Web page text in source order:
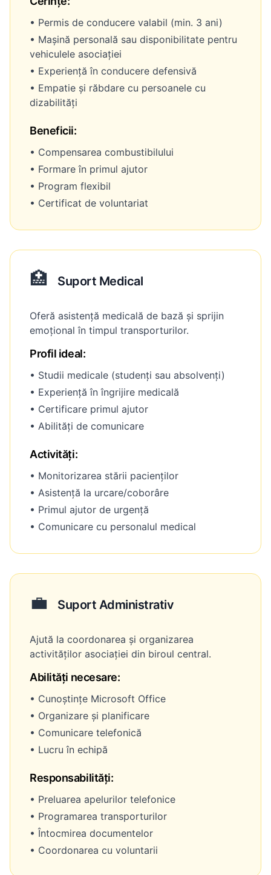
• Permis de conducere valabil (min. 3 ani)
• Mașină personală sau disponibilitate pentru
vehiculele asociației
• Experiență în conducere defensivă
• Empatie și răbdare cu persoanele cu
dizabilități
Beneficii:
• Compensarea combustibilului
• Formare în primul ajutor
• Program flexibil
• Certificat de voluntariat
🏥 Suport Medical
Oferă asistență medicală de bază și sprijin
emoțional în timpul transporturilor.
Profil ideal:
• Studii medicale (studenți sau absolvenți)
• Experiență în îngrijire medicală
• Certificare primul ajutor
• Abilități de comunicare
Activități:
• Monitorizarea stării pacienților
• Asistență la urcare/coborâre
• Primul ajutor de urgență
• Comunicare cu personalul medical
💼 Suport Administrativ
Ajută la coordonarea și organizarea
activităților asociației din biroul central.
Abilități necesare:
• Cunoștințe Microsoft Office
• Organizare și planificare
• Comunicare telefonică
• Lucru în echipă
Responsabilități:
• Preluarea apelurilor telefonice
• Programarea transporturilor
• Întocmirea documentelor
• Coordonarea cu voluntarii